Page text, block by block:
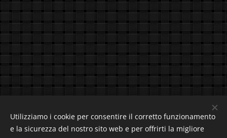
Utilizziamo i cookie per consentire il corretto funzionamento
e la sicurezza del nostro sito web e per offrirti la migliore